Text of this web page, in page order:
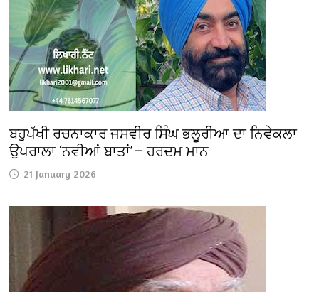
ਬਹੁਪੱਖੀ ਰਚਨਾਕਾਰ ਜਸਵੀਰ ਸਿੰਘ ਭਲੂਰੀਆ ਦਾ ਨਿਵੇਕਲਾ
ਉਪਰਾਲਾ ‘ਨਵੀਆਂ ਬਾਤਾਂ’— ਹਰਦਮ ਮਾਨ
21 January 2026